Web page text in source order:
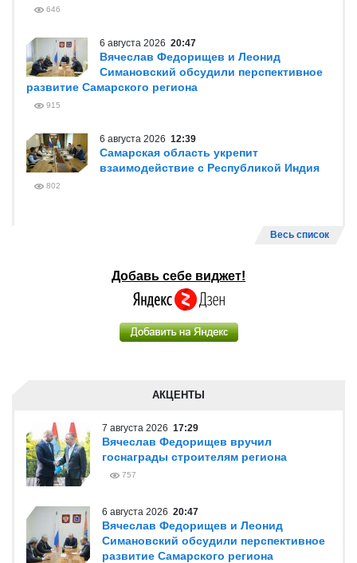
646
6 августа 2026 20:47
Вячеслав Федорищев и Леонид
Симановский обсудили перспективное
развитие Самарского региона
915
6 августа 2026 12:39
Самарская область укрепит
взаимодействие с Республикой Индия
802
Весь список
Добавь себе виджет!
АКЦЕНТЫ
7 августа 2026 17:29
Вячеслав Федорищев вручил
госнаграды строителям региона
757
6 августа 2026 20:47
Вячеслав Федорищев и Леонид
Симановский обсудили перспективное
развитие Самарского региона